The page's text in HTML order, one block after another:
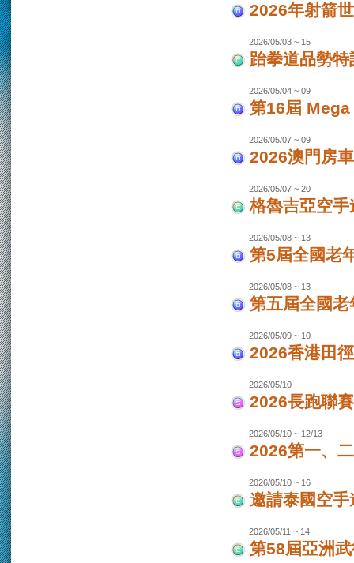
2026年射箭
2026/05/03 ~ 15
跆拳道品勢
2026/05/04 ~ 09
第16屆
2026/05/07 ~ 09
2026澳門房
2026/05/07 ~ 20
格魯吉亞空
2026/05/08 ~ 13
第5屆全國老
2026/05/08 ~ 13
第五屆全國
2026/05/09 ~ 10
2026香港田
2026/05/10
2026長跑聯
2026/05/10 ~ 12/13
2026第一、
2026/05/10 ~ 16
邀請泰國空
2026/05/11 ~ 14
第58屆亞洲